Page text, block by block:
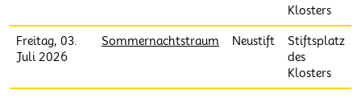
Klosters
Freitag, 03.
Juli 2026
Sommernachtstraum Neustift
Stiftsplatz
des
Klosters